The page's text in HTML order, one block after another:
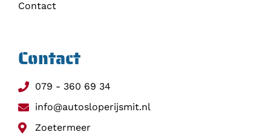
Contact
Contact
079 - 360 69 34
info@autosloperijsmit.nl
Zoetermeer